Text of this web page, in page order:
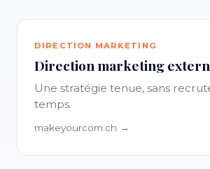
DIRECTION MARKETING
Direction marketing
Une stratégie tenue, sans
temps.
makeyourcom.ch →